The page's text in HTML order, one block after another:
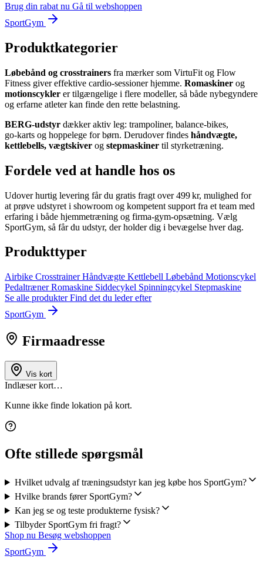
Brug din rabat nu Gå til webshoppen
SportGym
Produktkategorier
Løbebånd og crosstrainers fra mærker som VirtuFit og Flow
Fitness giver effektive cardio‑sessioner hjemme. Romaskiner og
motionscykler er tilgængelige i flere modeller, så både nybegyndere
og erfarne atleter kan finde den rette belastning.
BERG‑udstyr dækker aktiv leg: trampoliner, balance‑bikes,
go‑karts og hoppelege for børn. Derudover findes håndvægte,
kettlebells, vægtskiver og stepmaskiner til styrketræning.
Fordele ved at handle hos os
Udover hurtig levering får du gratis fragt over 499 kr, mulighed for
at prøve udstyret i showroom og kompetent support fra et team med
erfaring i både hjemmetræning og firma‑gym‑opsætning. Vælg
SportGym, så får du udstyr, der holder dig i bevægelse hver dag.
Produkttyper
Airbike CrosstrainerHåndvægte Kettlebell Løbebånd Motionscykel
PedaltrænerRomaskine Siddecykel Spinningcykel Stepmaskine
Se alle produkterFind det du leder efter
SportGym
Firmaadresse
Vis kort
Indlæser kort…
Kunne ikke finde lokation på kort.
Ofte stillede spørgsmål
Hvilket udvalg af træningsudstyr kan jeg købe hos SportGym?
Hvilke brands fører SportGym?
Kan jeg se og teste produkterne fysisk?
Tilbyder SportGym fri fragt?
Shop nu Besøg webshoppen
SportGym